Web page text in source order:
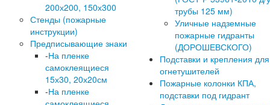
200х200, 150х300
Стенды (пожарные
инструкции)
Предписывающие знаки
-На пленке
самоклеящиеся
15х30, 20х20см
-На пленке
трубы 125 мм)
Уличные надземные
пожарные гидранты
(ДОРОШЕВСКОГО)
Подставки и крепления для
огнетушителей
Пожарные колонки КПА,
подставки под гидрант